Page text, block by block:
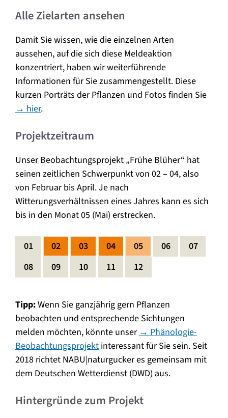
Alle Zielarten ansehen
Damit Sie wissen, wie die einzelnen Arten
aussehen, auf die sich diese Meldeaktion
konzentriert, haben wir weiterführende
Informationen für Sie zusammengestellt. Diese
kurzen Porträts der Pflanzen und Fotos finden Sie
→ hier.
Projektzeitraum
Unser Beobachtungsprojekt „Frühe Blüher“ hat
seinen zeitlichen Schwerpunkt von 02 – 04, also
von Februar bis April. Je nach
Witterungsverhältnissen eines Jahres kann es sich
bis in den Monat 05 (Mai) erstrecken.
01 02 03 04 05 06
07
08
09 10 11 12
Tipp:Wenn Sie ganzjährig gern Pflanzen
beobachten und entsprechende Sichtungen
melden möchten, könnte unser→ Phänologie-
Beobachtungsprojekt interessant für Sie sein. Seit
2018 richtet NABU|naturgucker es gemeinsam mit
dem Deutschen Wetterdienst (DWD) aus.
Hintergründe zum Projekt